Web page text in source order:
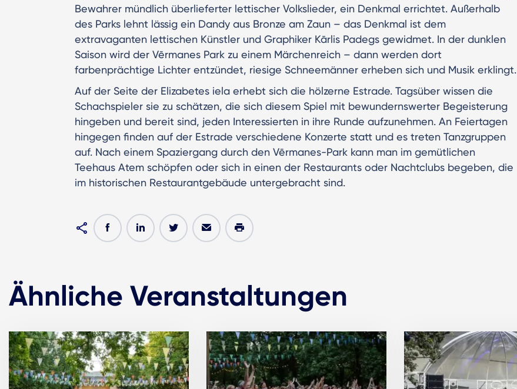
Bewahrer mündlich überlieferter lettischer Volkslieder, ein Denkmal errichtet. Außerhalb
des Parks lehnt lässig ein Dandy aus Bronze am Zaun – das Denkmal ist dem
extravaganten lettischen Künstler und Graphiker Kārlis Padegs gewidmet. In der dunklen
Saison wird der Vērmanes Park zu einem Märchenreich – dann werden dort
farbenprächtige Lichter entzündet, riesige Schneemänner erheben sich und Musik erklingt.
Auf der Seite der Elizabetes iela erhebt sich die hölzerne Estrade. Tagsüber wissen die
Schachspieler sie zu schätzen, die sich diesem Spiel mit bewundernswerter Begeisterung
hingeben und bereit sind, jeden Interessierten in ihre Runde aufzunehmen. An Feiertagen
hingegen finden auf der Estrade verschiedene Konzerte statt und es treten Tanzgruppen
auf. Nach einem Spaziergang durch den Vērmanes-Park kann man im gemütlichen
Teehaus Atem schöpfen oder sich in einen der Restaurants oder Nachtclubs begeben, die
im historischen Restaurantgebäude untergebracht sind.
Ähnliche Veranstaltungen